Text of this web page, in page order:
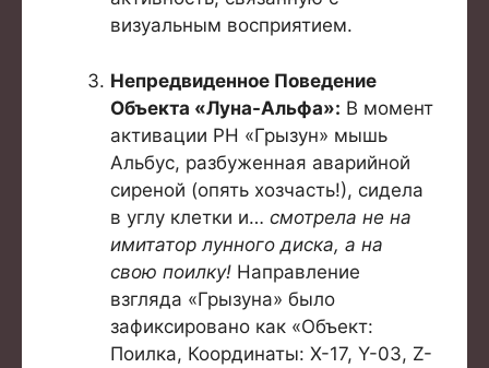
визуальным восприятием.
Непредвиденное Поведение
Объекта «Луна-Альфа»: В момент
активации РН «Грызун» мышь
Альбус, разбуженная аварийной
сиреной (опять хозчасть!), сидела
в углу клетки и… смотрела не на
имитатор лунного диска, а на
свою поилку! Направление
взгляда «Грызуна» было
зафиксировано как «Объект:
Поилка, Координаты: Х-17, Y-03, Z-